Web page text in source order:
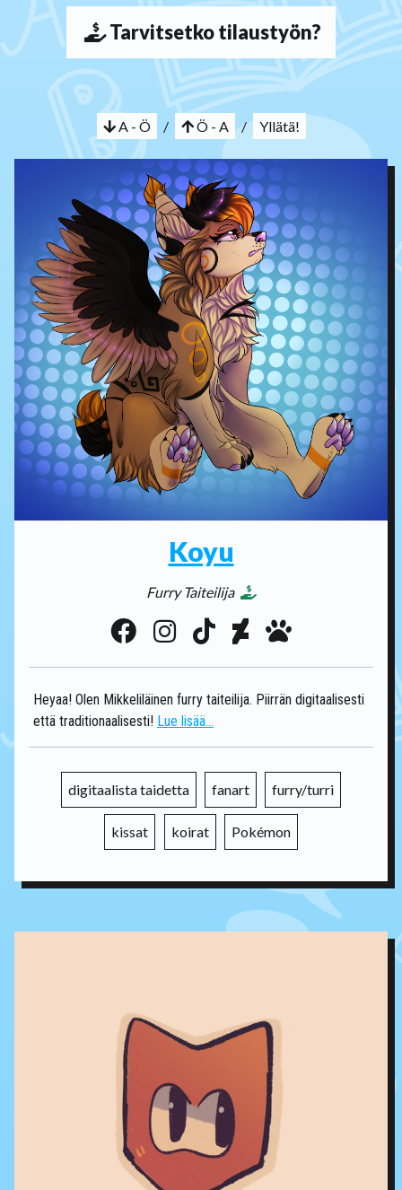
Tarvitsetko tilaustyön?
A - Ö / Ö - A / Yllätä!
Koyu
Furry Taiteilija
Heyaa! Olen Mikkeliläinen furry taiteilija. Piirrän digitaalisesti
että traditionaalisesti! Lue lisää...
digitaalista taidetta fanart furry/turri
kissat koirat Pokémon